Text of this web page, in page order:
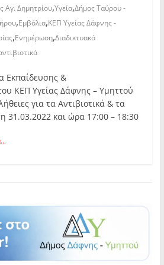
Αγ. Δημητρίου,Υγεία,Δήμος Ταύρου -
,Εμβόλια,ΚΕΠ Υγείας Δάφνης -
,Ενημέρωση,Διαδικτυακό
Εκπαίδευσης &
ΚΕΠ Υγείας Δάφνης – Υμηττού
για τα Αντιβιοτικά & τα
31.03.2022 και ώρα 17:00 – 18:30